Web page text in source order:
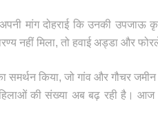
मांग दोहराई कि उनकी उपजाऊ
नहीं मिला, तो हवाई अड्डा और
समर्थन किया, जो गांव और गौचर
की संख्या अब बढ़ रही है। आज